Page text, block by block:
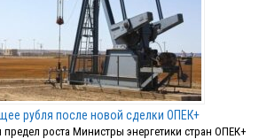
рубля после новой сделки ОПЕК+
роста Министры энергетики стран ОПЕК+